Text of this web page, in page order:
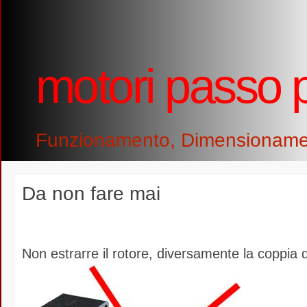
motori passo
Funzionamento,
Da non fare mai
Non estrarre il rotore, diversamente la